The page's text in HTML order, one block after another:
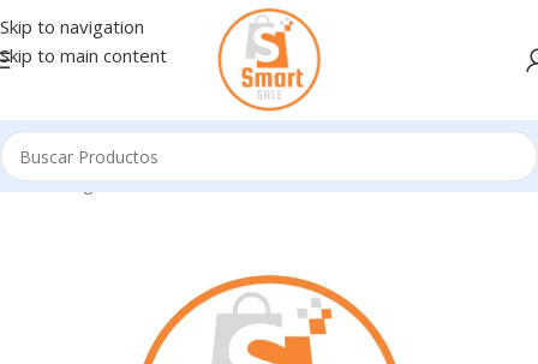
Skip to navigation
Skip to main content
Inicio/Ingresando